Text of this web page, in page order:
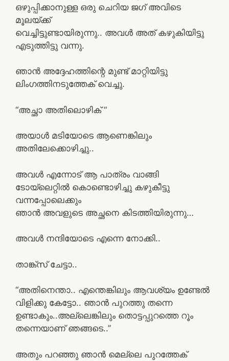
ഒഴുപ്പിക്കാനുള്ള ഒരു ചെറിയ ജഗ് അവിടെ
മൂലയ്ക്ക്
വെച്ചിട്ടുണ്ടായിരുന്നു.. അവൾ അത് കഴുകിയിട്ടു
എടുത്തിട്ടു വന്നു.
ഞാൻ അദ്ദേഹത്തിന്റെ മുണ്ട് മാറ്റിയിട്ടു
ലിംഗത്തിനടുത്തേക് വെച്ചു.
“അച്ഛാ അതിലൊഴിക് “
അയാൾ മടിയോടെ ആണെങ്കിലും
അതിലേക്കൊഴിച്ചു..
അവൾ എന്നോട് ആ പാത്രം വാങ്ങി
ടോയ്‌ലെറ്റിൽ കൊണ്ടൊഴിച്ചു കഴുകീട്ടു
വന്നപ്പോലെക്കും
ഞാൻ അവളുടെ അച്ഛനെ കിടത്തിയിരുന്നു…
അവൾ നന്ദിയോടെ എന്നെ നോക്കി..
താങ്ക്സ് ചേട്ടാ..
“അതിനെന്താ.. എന്തെങ്കിലും ആവശ്യം ഉണ്ടേൽ
വിളിക്കു കേട്ടോ.. ഞാൻ പുറത്തു തന്നെ
ഉണ്ടാകും..അല്ലെങ്കിലും തൊട്ടപ്പുറത്തെ റൂം
തന്നെയാണ് ഞങ്ങടെ..”
അതും പറഞ്ഞു ഞാൻ മെല്ലെ പുറത്തേക്